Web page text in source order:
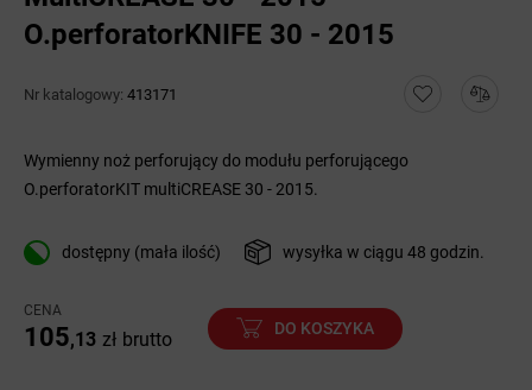
O.perforatorKNIFE 30 - 2015
Nr katalogowy: 413171
Wymienny noż perforujący do modułu perforującego
O.perforatorKIT multiCREASE 30 - 2015.
dostępny (mała ilość) wysyłka w ciągu 48 godzin.
CENA
105,13 zł brutto
DO KOSZYKA